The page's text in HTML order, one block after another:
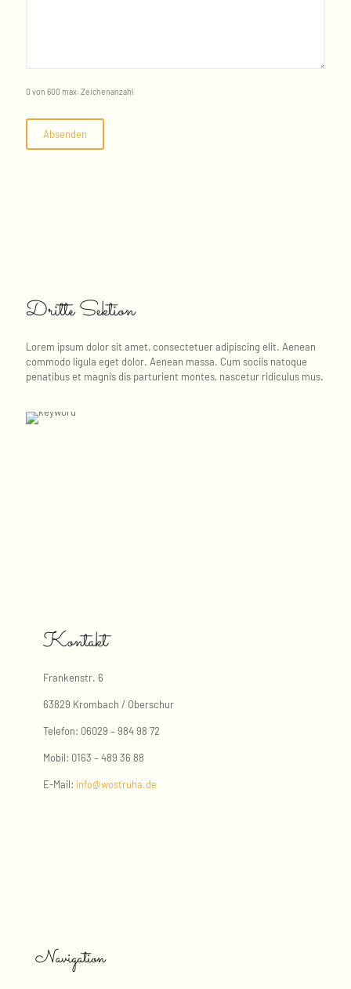
0 von 600 max. Zeichenanzahl
Dritte Sektion
Lorem ipsum dolor sit amet, consectetuer adipiscing elit. Aenean
commodo ligula eget dolor. Aenean massa. Cum sociis natoque
penatibus et magnis dis parturient montes, nascetur ridiculus mus.
Kontakt
Frankenstr. 6
63829 Krombach / Oberschur
Telefon: 06029 – 984 98 72
Mobil: 0163 – 489 36 88
E-Mail: info@wostruha.de
Navigation